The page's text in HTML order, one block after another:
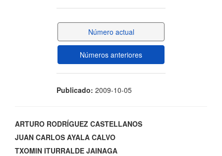
Número actual
Números anteriores
Publicado: 2009-10-05
Contenido
principal
ARTURO RODRÍGUEZ CASTELLANOS
JUAN CARLOS AYALA CALVO
TXOMIN ITURRALDE JAINAGA